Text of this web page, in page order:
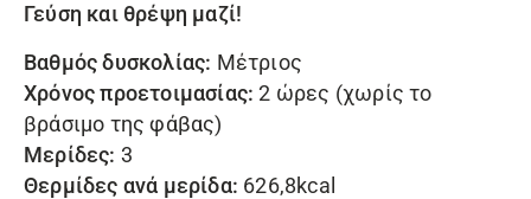
Γεύση και θρέψη μαζί!
Βαθμός δυσκολίας: Μέτριος
Χρόνος προετοιμασίας: 2 ώρες (χωρίς το
βράσιμο της φάβας)
Μερίδες: 3
Θερμίδες ανά μερίδα: 626,8kcal